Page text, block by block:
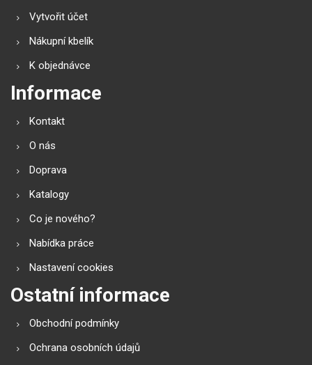
Vytvořit účet
Nákupní kbelík
K objednávce
Informace
Kontakt
O nás
Doprava
Katalogy
Co je nového?
Nabídka práce
Nastavení cookies
Ostatní informace
Obchodní podmínky
Ochrana osobních údajů